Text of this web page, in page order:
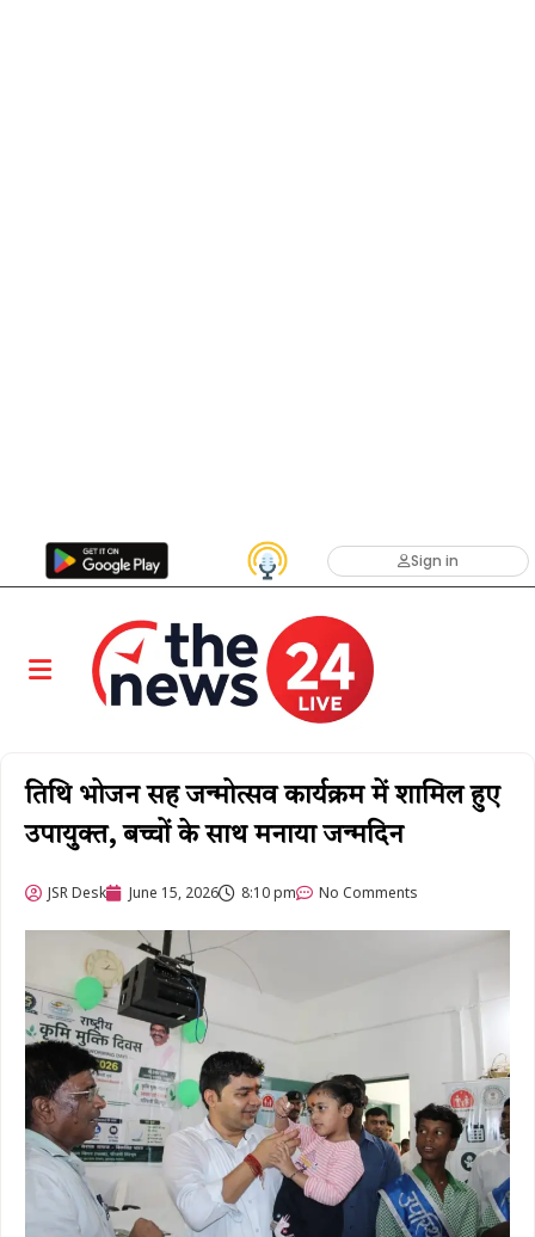
Sign in
तिथि भोजन सह जन्मोत्सव कार्यक्रम में शामिल हुए
उपायुक्त, बच्चों के साथ मनाया जन्मदिन
JSR Desk June 15, 2026 8:10 pm No Comments